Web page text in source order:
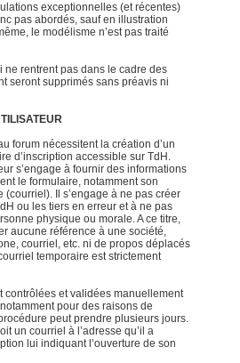
exceptionnelles (et récentes)
pas abordés, sauf en illustration
le modélisme n’est pas traité
ne rentrent pas dans le cadre des
seront supprimés sans préavis ni
forum nécessitent la création d’un
d’inscription accessible sur TdH.
s’engage à fournir des informations
le formulaire, notamment son
Il s’engage à ne pas créer
ou les tiers en erreur et à ne pas
physique ou morale. A ce titre,
aucune référence à une société,
courriel, etc. ni de propos déplacés
temporaire est strictement
contrôlées et validées manuellement
pour des raisons de
peut prendre plusieurs jours.
un courriel à l’adresse qu’il a
lui indiquant l’ouverture de son